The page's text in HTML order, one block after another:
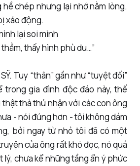
hề chép nhưng lại nhớ nằm lòng.
xáo động.
lại soi mình
thấy hình phù du…”
Tuy “thân” gần như “tuyệt đối”
trong gia đình độc đáo này, thế
thà thú nhận với các con ông
- nói đúng hơn - tôi không dám
bởi ngay từ nhỏ tôi đã có một
của ông rất khó đọc, nó quá
lý, chưa kể những tầng ẩn ý phức